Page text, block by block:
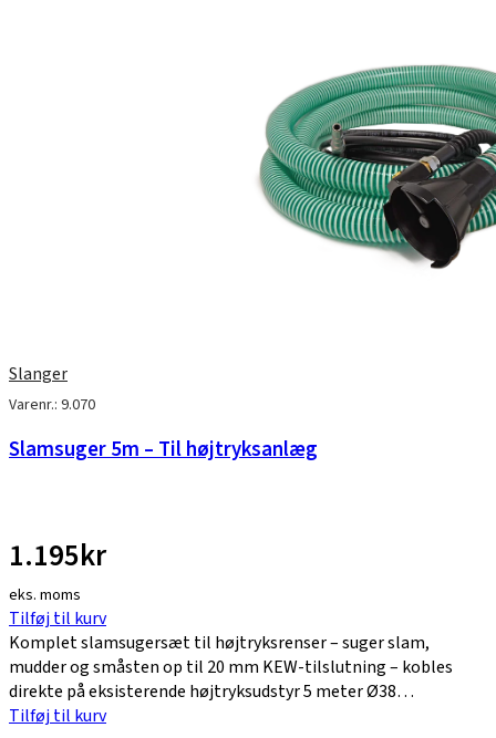
Slanger
Varenr.: 9.070
Slamsuger 5m – Til højtryksanlæg
1.195kr
eks. moms
Tilføj til kurv
Komplet slamsugersæt til højtryksrenser – suger slam,
mudder og småsten op til 20 mm KEW-tilslutning – kobles
direkte på eksisterende højtryksudstyr 5 meter Ø38…
Tilføj til kurv